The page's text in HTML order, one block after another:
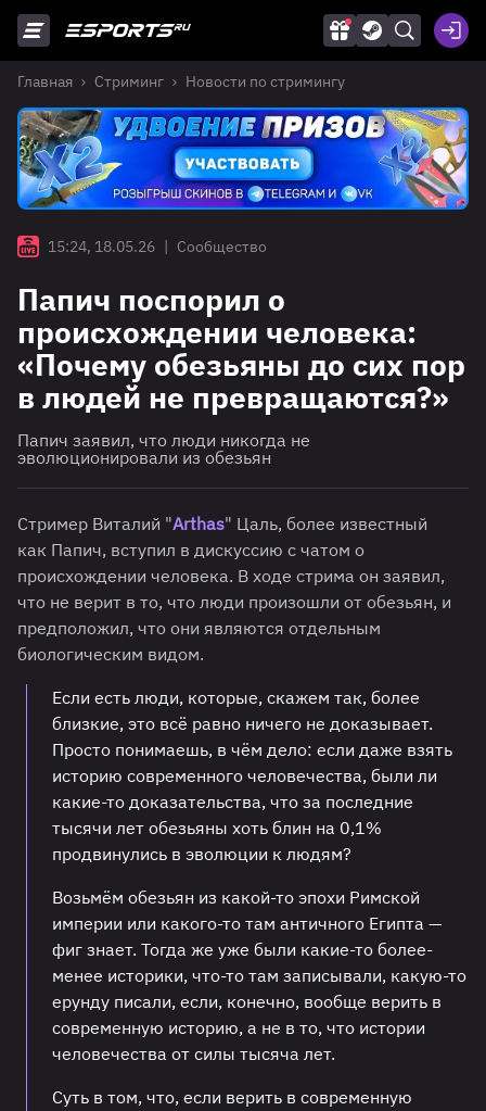
Главная Стриминг Новости по стримингу
15:24, 18.05.26 | Сообщество
Папич поспорил о
происхождении человека:
«Почему обезьяны до сих пор
в людей не превращаются?»
Папич заявил, что люди никогда не
эволюционировали из обезьян
Стример Виталий "Arthas" Цаль, более известный
как Папич, вступил в дискуссию с чатом о
происхождении человека. В ходе стрима он заявил,
что не верит в то, что люди произошли от обезьян, и
предположил, что они являются отдельным
биологическим видом.
Если есть люди, которые, скажем так, более
близкие, это всё равно ничего не доказывает.
Просто понимаешь, в чём дело: если даже взять
историю современного человечества, были ли
какие-то доказательства, что за последние
тысячи лет обезьяны хоть блин на 0,1%
продвинулись в эволюции к людям?
Возьмём обезьян из какой-то эпохи Римской
империи или какого-то там античного Египта —
фиг знает. Тогда же уже были какие-то более-
менее историки, что-то там записывали, какую-то
ерунду писали, если, конечно, вообще верить в
современную историю, а не в то, что истории
человечества от силы тысяча лет.
Суть в том, что, если верить в современную